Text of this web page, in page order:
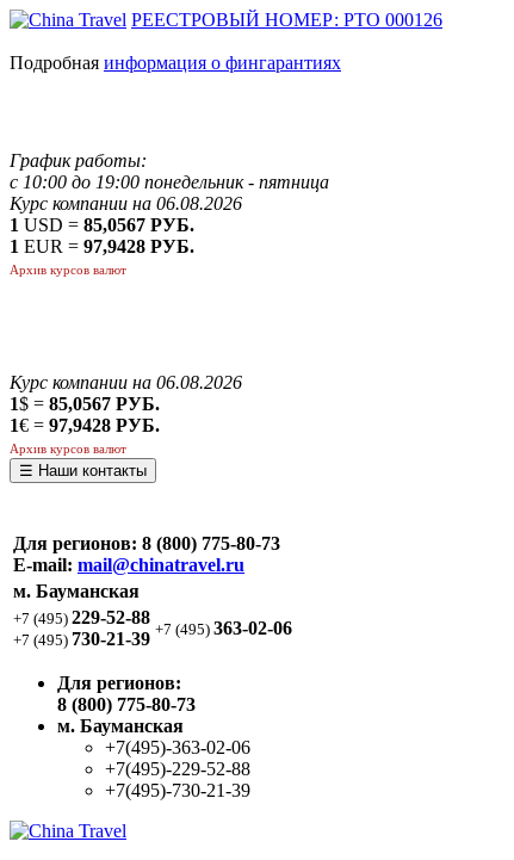
РЕЕСТРОВЫЙ НОМЕР: РТО 000126
Подробная информация о фингарантиях
График работы:
с 10:00 до 19:00 понедельник - пятница
Курс компании на 06.08.2026
1 USD = 85,0567 РУБ.
1 EUR = 97,9428 РУБ.
Архив курсов валют
Курс компании на 06.08.2026
1$ = 85,0567 РУБ.
1€ = 97,9428 РУБ.
Архив курсов валют
☰ Наши контакты
Для регионов: 8 (800) 775-80-73
E-mail: mail@chinatravel.ru
м. Бауманская
+7 (495) 229-52-88
+7 (495) 730-21-39 +7 (495) 363-02-06
Для регионов:
8 (800) 775-80-73
м. Бауманская
+7(495)-363-02-06
+7(495)-229-52-88
+7(495)-730-21-39